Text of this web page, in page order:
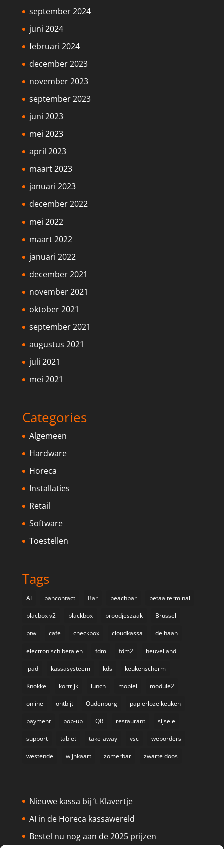
september 2024
juni 2024
februari 2024
december 2023
november 2023
september 2023
juni 2023
mei 2023
april 2023
maart 2023
januari 2023
december 2022
mei 2022
maart 2022
januari 2022
december 2021
november 2021
oktober 2021
september 2021
augustus 2021
juli 2021
mei 2021
Categories
Algemeen
Hardware
Horeca
Installaties
Retail
Software
Toestellen
Tags
AI bancontact Bar beachbar betaalterminal
blacbox v2 blackbox broodjeszaak Brussel
btw cafe checkbox cloudkassa de haan
electronisch betalen fdm fdm2 heuvelland
ipad kassasysteem kds keukenscherm
Knokke kortrijk lunch mobiel module2
online ontbijt Oudenburg papierloze keuken
payment pop-up QR restaurant sijsele
support tablet take-away vsc weborders
westende wijnkaart zomerbar zwarte doos
Nieuwe kassa bij ’t Klavertje
AI in de Horeca kassawereld
Bestel nu nog aan de 2025 prijzen